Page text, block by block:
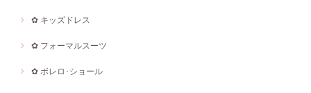
✿ キッズドレス
✿ フォーマルスーツ
✿ ボレロ･ショール